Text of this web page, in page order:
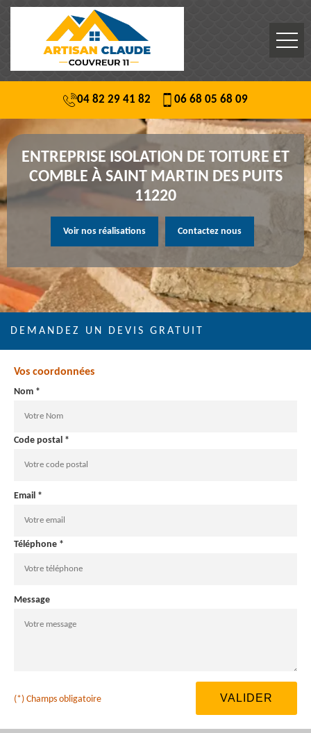
04 82 29 41 82 06 68 05 68 09
ENTREPRISE ISOLATION DE TOITURE ET
COMBLE À SAINT MARTIN DES PUITS
11220
Voir nos réalisations Contactez nous
DEMANDEZ UN DEVIS GRATUIT
Vos coordonnées
Nom *
Code postal *
Email *
Téléphone *
Message
(*) Champs obligatoire